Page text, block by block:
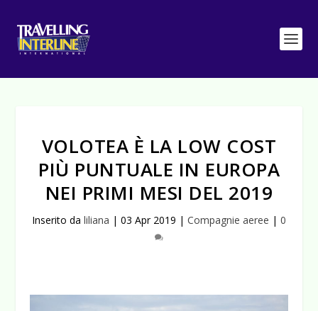
VOLOTEA È LA LOW COST
PIÙ PUNTUALE IN EUROPA
NEI PRIMI MESI DEL 2019
Inserito da liliana | 03 Apr 2019 | Compagnie aeree | 0